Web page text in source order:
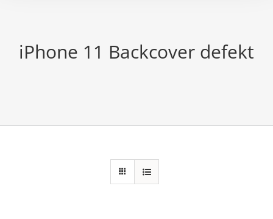
iPhone 11 Backcover defekt